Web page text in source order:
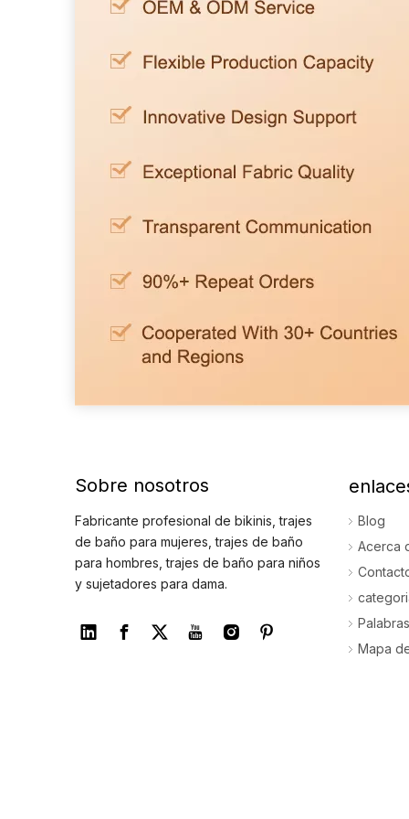
Señora sujetador
Sobre nosotros
Fabricante profesional de bikinis, trajes
de baño para mujeres, trajes de baño
para hombres, trajes de baño para niños
y sujetadores para dama.
Blog
Acerca
Mapa